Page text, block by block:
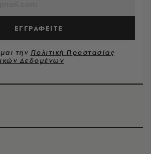
ΕΓΓΡΑΦΕΙΤΕ
την Πολιτική Προστασίας
Δεδομένων